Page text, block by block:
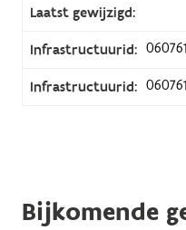
Laatst gewijzigd:
Infrastructuurid:
Infrastructuurid:
Bijkomende